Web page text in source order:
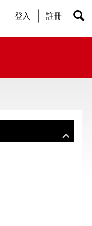
登入 註冊